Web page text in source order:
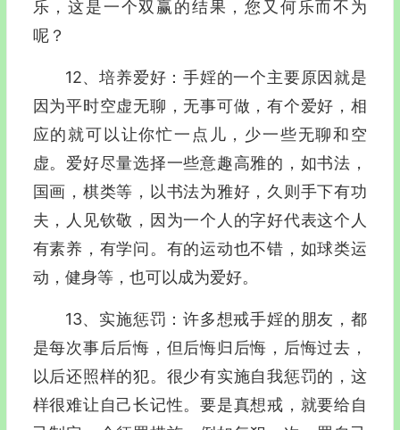
乐，这是一个双赢的结果，您又何乐而不为
呢？
12、培养爱好：手婬的一个主要原因就是
因为平时空虚无聊，无事可做，有个爱好，相
应的就可以让你忙一点儿，少一些无聊和空
虚。爱好尽量选择一些意趣高雅的，如书法，
国画，棋类等，以书法为雅好，久则手下有功
夫，人见钦敬，因为一个人的字好代表这个人
有素养，有学问。有的运动也不错，如球类运
动，健身等，也可以成为爱好。
13、实施惩罚：许多想戒手婬的朋友，都
是每次事后后悔，但后悔归后悔，后悔过去，
以后还照样的犯。很少有实施自我惩罚的，这
样很难让自己长记性。要是真想戒，就要给自